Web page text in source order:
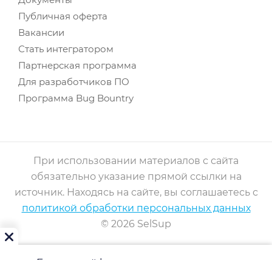
Публичная оферта
Вакансии
Стать интегратором
Партнерская программа
Для разработчиков ПО
Программа Bug Bountry
При использовании материалов с сайта
обязательно указание прямой ссылки на
источник. Находясь на сайте, вы соглашаетесь с
политикой обработки персональных данных
© 2026 SelSup